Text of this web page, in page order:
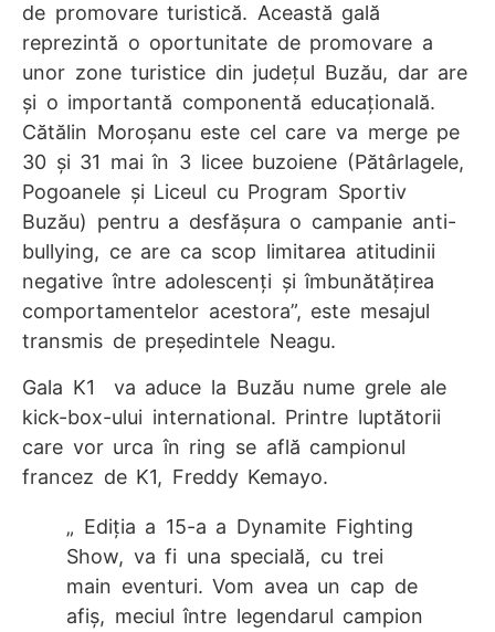
de promovare turistică. Această gală
reprezintă o oportunitate de promovare a
unor zone turistice din județul Buzău, dar are
și o importantă componentă educațională.
Cătălin Moroșanu este cel care va merge pe
30 și 31 mai în 3 licee buzoiene (Pătârlagele,
Pogoanele și Liceul cu Program Sportiv
Buzău) pentru a desfășura o campanie anti-
bullying, ce are ca scop limitarea atitudinii
negative între adolescenți și îmbunătățirea
comportamentelor acestora”, este mesajul
transmis de președintele Neagu.
Gala K1 va aduce la Buzău nume grele ale
kick-box-ului international. Printre luptătorii
care vor urca în ring se află campionul
francez de K1, Freddy Kemayo.
„ Ediția a 15-a a Dynamite Fighting
Show, va fi una specială, cu trei
main eventuri. Vom avea un cap de
afiș, meciul între legendarul campion